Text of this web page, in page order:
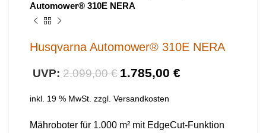
Automower® 310E NERA
Husqvarna Automower® 310E NERA
2.099,00€ 1.785,00 €
inkl. 19 % MwSt. zzgl. Versandkosten
Mähroboter für 1.000 m² mit EdgeCut-Funktion